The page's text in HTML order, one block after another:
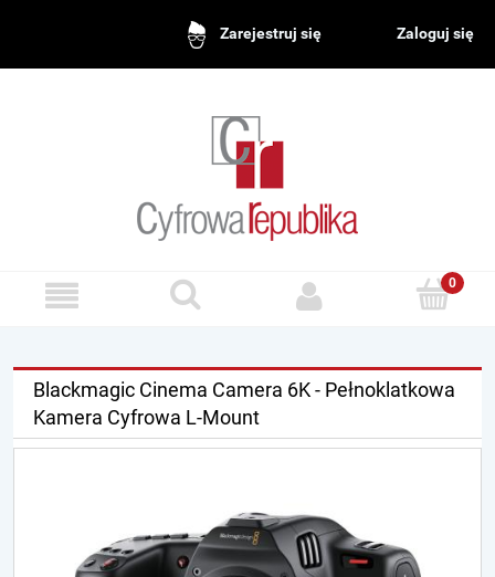
Zarejestruj się Zaloguj się
Blackmagic Cinema Camera 6K - Pełnoklatkowa
Kamera Cyfrowa L-Mount